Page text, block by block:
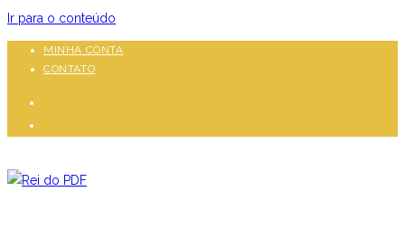
Ir para o conteúdo
MINHA CONTA
CONTATO